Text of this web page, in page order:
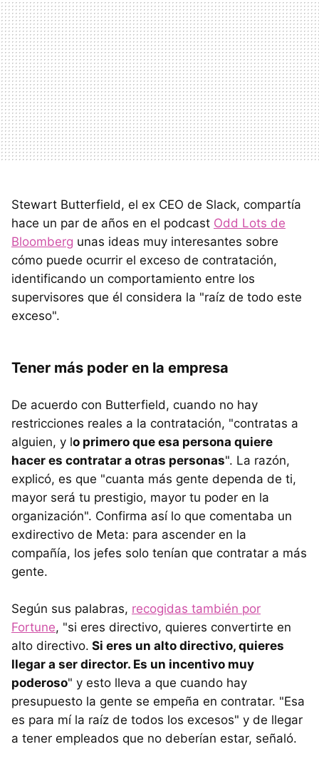
Stewart Butterfield, el ex CEO de Slack, compartía
hace un par de años en el podcast Odd Lots de
Bloomberg unas ideas muy interesantes sobre
cómo puede ocurrir el exceso de contratación,
identificando un comportamiento entre los
supervisores que él considera la "raíz de todo este
exceso".
Tener más poder en la empresa
De acuerdo con Butterfield, cuando no hay
restricciones reales a la contratación, "contratas a
alguien, y lo primero que esa persona quiere
hacer es contratar a otras personas". La razón,
explicó, es que "cuanta más gente dependa de ti,
mayor será tu prestigio, mayor tu poder en la
organización". Confirma así lo que comentaba un
exdirectivo de Meta: para ascender en la
compañía, los jefes solo tenían que contratar a más
gente.
Según sus palabras, recogidas también por
Fortune, "si eres directivo, quieres convertirte en
alto directivo. Si eres un alto directivo, quieres
llegar a ser director. Es un incentivo muy
poderoso" y esto lleva a que cuando hay
presupuesto la gente se empeña en contratar. "Esa
es para mí la raíz de todos los excesos" y de llegar
a tener empleados que no deberían estar, señaló.